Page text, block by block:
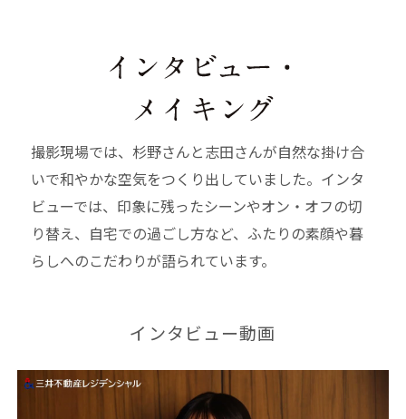
撮影現場では、杉野さんと志田さんが自然な掛け合
いで和やかな空気をつくり出していました。インタ
ビューでは、印象に残ったシーンやオン・オフの切
り替え、自宅での過ごし方など、ふたりの素顔や暮
らしへのこだわりが語られています。
インタビュー動画